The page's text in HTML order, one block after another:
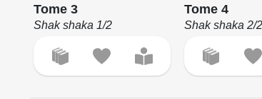
Tome 3
Shak shaka 1/2
Tome 4
Shak shaka 2/2